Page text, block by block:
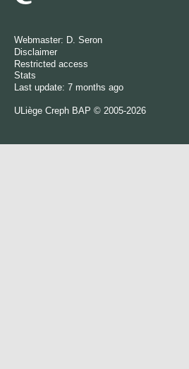
Webmaster: D. Seron
Disclaimer
Restricted access
Stats
Last update: 7 months ago
ULiège Creph BAP © 2005-2026